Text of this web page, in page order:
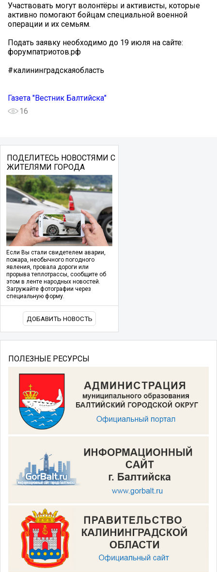
Участвовать могут волонтёры и активисты, которые
активно помогают бойцам специальной военной
операции и их семьям.
Подать заявку необходимо до 19 июля на сайте:
форумпатриотов.рф
#калининградскаяобласть
Газета "Вестник Балтийска"
16
ПОДЕЛИТЕСЬ НОВОСТЯМИ С
ЖИТЕЛЯМИ ГОРОДА
Если Вы стали свидетелем аварии,
пожара, необычного погодного
явления, провала дороги или
прорыва теплотрассы, сообщите об
этом в ленте народных новостей.
Загружайте фотографии через
специальную форму.
ДОБАВИТЬ НОВОСТЬ
ПОЛЕЗНЫЕ РЕСУРСЫ